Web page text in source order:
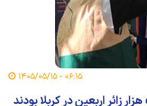
۰۶:۱۵ - ۱۴۰۵/۰۵/۱۵